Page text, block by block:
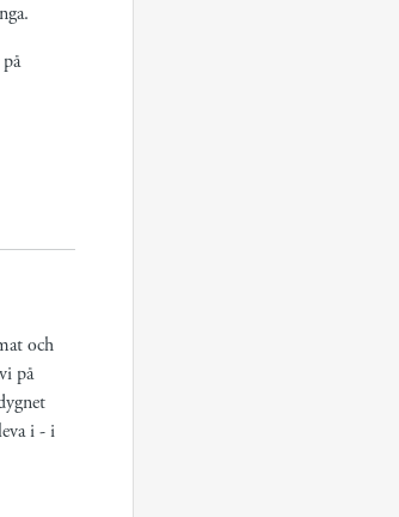
och
på
i - i